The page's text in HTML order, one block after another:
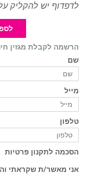
לדפדוף יש להקליק
הרשמה לקבלת מגזין
שם
מייל
טלפון
הסכמה לתקנון פרטיות
אני מאשר/ת שקראתי